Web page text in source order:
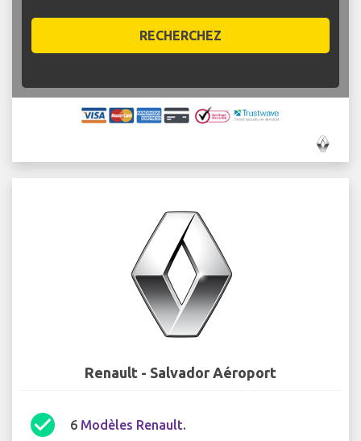
RECHERCHEZ
Renault - Salvador Aéroport
check_circle 6 Modèles Renault.